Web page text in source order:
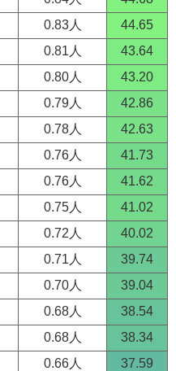
0.83人
44.65
0.81人
43.64
0.80人
43.20
0.79人
42.86
0.78人
42.63
0.76人
41.73
0.76人
41.62
0.75人
41.02
0.72人
40.02
0.71人
39.74
0.70人
39.04
0.68人
38.54
0.68人
38.34
0.66人
37.59